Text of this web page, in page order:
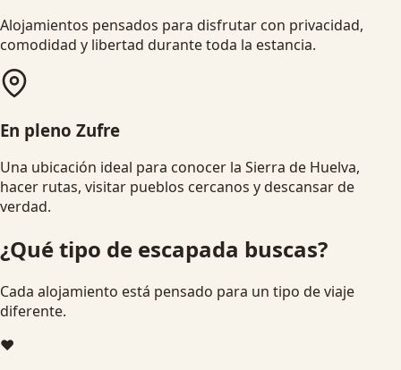
Alojamientos pensados para disfrutar con privacidad,
comodidad y libertad durante toda la estancia.
En pleno Zufre
Una ubicación ideal para conocer la Sierra de Huelva,
hacer rutas, visitar pueblos cercanos y descansar de
verdad.
¿Qué tipo de escapada buscas?
Cada alojamiento está pensado para un tipo de viaje
diferente.
❤️